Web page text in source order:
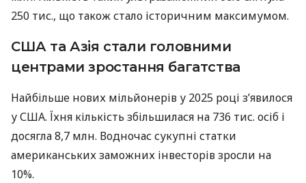
250 тис., що також стало історичним максимумом.
США та Азія стали головними
центрами зростання багатства
Найбільше нових мільйонерів у 2025 році з’явилося
у США. Їхня кількість збільшилася на 736 тис. осіб і
досягла 8,7 млн. Водночас сукупні статки
американських заможних інвесторів зросли на
10%.